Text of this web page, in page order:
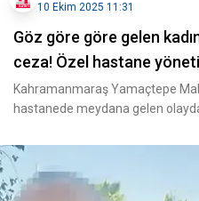
10 Ekim 2025 11:31
Göz göre göre gelen
ceza! Özel hastane
Kahramanmaraş Yamaçtepe
hastanede meydana gelen